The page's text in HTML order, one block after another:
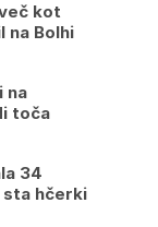
kot
na Bolhi
na
toča
34
sta hčerki